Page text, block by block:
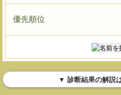
優先順位
▼ 診断結果の解説